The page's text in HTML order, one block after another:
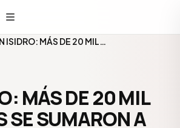
ISIDRO: MÁS DE 20 MIL…
MÁS DE 20 MIL
SE SUMARON A